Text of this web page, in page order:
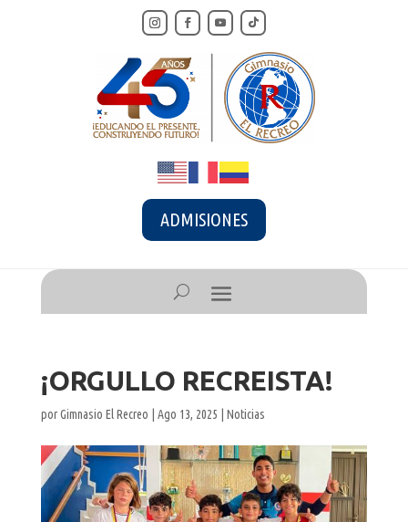
ADMISIONES
¡ORGULLO RECREISTA!
porGimnasio El Recreo Ago 13, 2025 Noticias